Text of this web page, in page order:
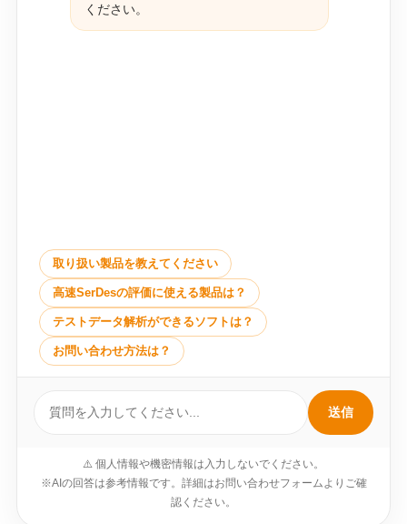
ください。
取り扱い製品を教えてください
高速SerDesの評価に使える製品は？
テストデータ解析ができるソフトは？
お問い合わせ方法は？
送信
⚠️ 個人情報や機密情報は入力しないでください。
※AIの回答は参考情報です。詳細はお問い合わせフォームよりご確
認ください。